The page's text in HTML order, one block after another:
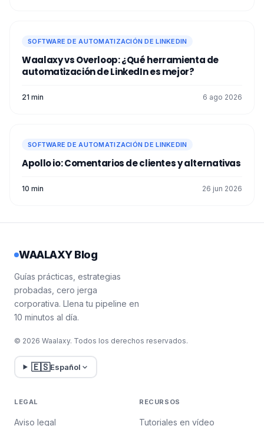
SOFTWARE DE AUTOMATIZACIÓN DE LINKEDIN
Waalaxy vs Overloop: ¿Qué herramienta de
automatización de LinkedIn es mejor?
21 min 6 ago 2026
SOFTWARE DE AUTOMATIZACIÓN DE LINKEDIN
Apollo io: Comentarios de clientes y alternativas
10 min 26 jun 2026
WAALAXY Blog
Guías prácticas, estrategias
probadas, cero jerga
corporativa. Llena tu pipeline en
10 minutos al día.
© 2026 Waalaxy. Todos los derechos reservados.
🇪🇸Español
LEGAL
Aviso legal
RECURSOS
Tutoriales en vídeo